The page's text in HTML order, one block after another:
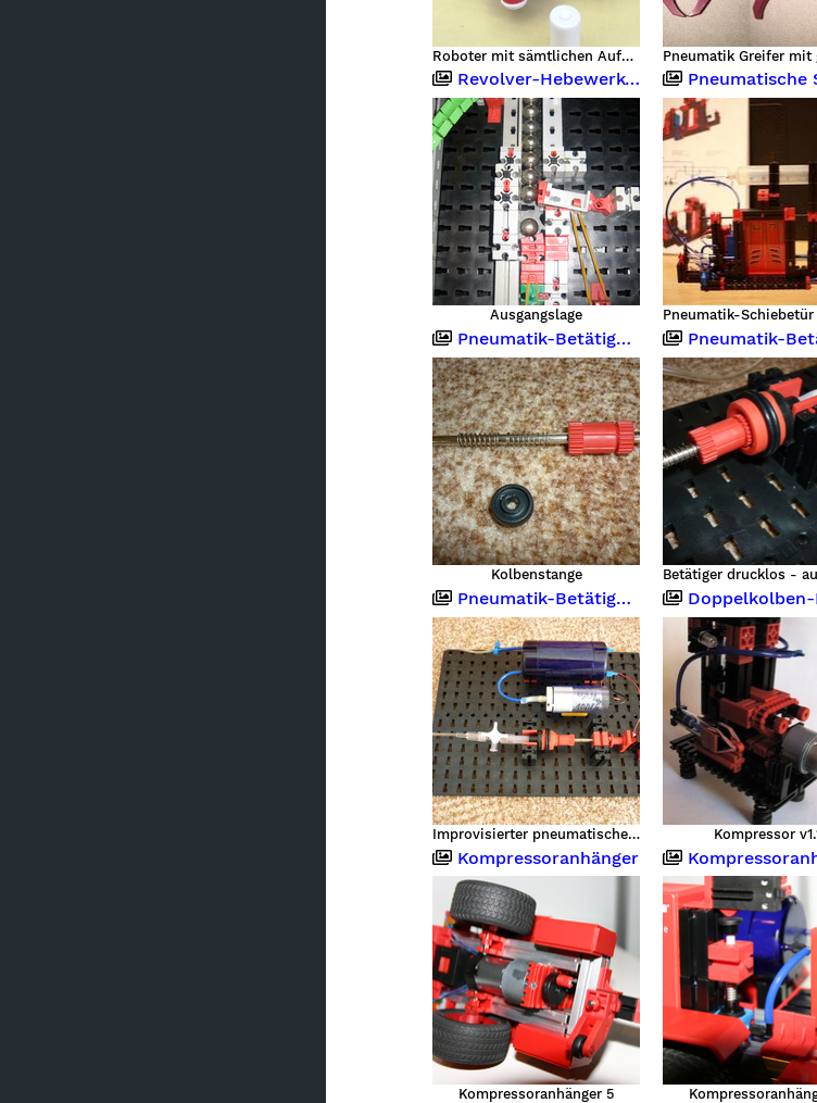
Roboter mit sämtlichen Aufbauten von vorne
Revolver-Hebewerk-Kugelbahn, Flipper und Kompressor
Ausgangslage
Pneumatische
Pneumatik-Betätiger Nachbau
Kolbenstange
Pneumatik-Betätiger
Pneumatik-Betätiger Nachbau
Improvisierter pneumatischer Betätiger mit Luftpumpe und Schalter
Doppelkolben-Powerkompressor
Kompressor
Kompressoranhänger
Kompressoranhänger 5